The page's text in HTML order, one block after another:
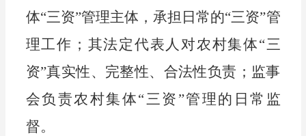
体“三资”管理主体，承担日常的“三资”管
理工作；其法定代表人对农村集体“三
资”真实性、完整性、合法性负责；监事
会负责农村集体“三资”管理的日常监
督。